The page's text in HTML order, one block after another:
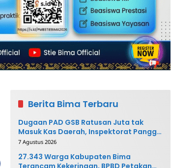
Berita Bima Terbaru
Dugaan PAD GSB Ratusan Juta tak
Masuk Kas Daerah, Inspektorat Panggil
Pihak Terkait
7 Agustus 2026
27.343 Warga Kabupaten Bima
Terancam Kekeringan, BPBD Petakan